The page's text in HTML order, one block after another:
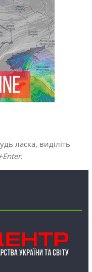
ласка, виділіть
.